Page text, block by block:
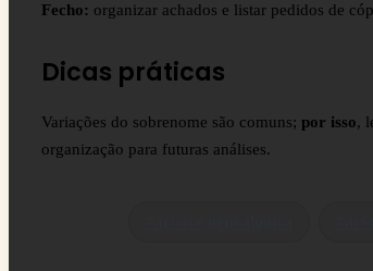
Fecho: organizar achados e listar pedidos de
Dicas práticas
Variações do sobrenome são comuns; por isso,
organização para futuras análises.